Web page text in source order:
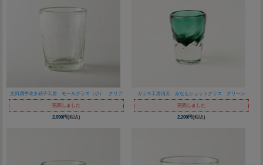
太田潤手吹き硝子工房 モールグラス（小） クリア
完売しました
2,090円(税込)
ガラス工房清天 みなもショットグラス グリーン
完売しました
2,200円(税込)